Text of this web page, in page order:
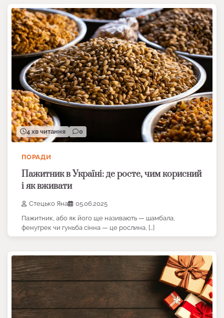
4 хв читання 0
ПОРАДИ
Пажитник в Україні: де росте, чим корисний
і як вживати
Стецько Яна
05.06.2025
Пажитник, або як його ще називають — шамбала,
фенугрек чи гуньба сінна — це рослина, […]